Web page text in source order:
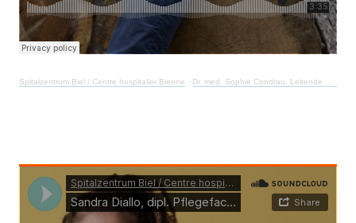
Spitalzentrum Biel / Centre hospitalier Bienne · Dr. med. Sophie Condrau, Leitende Ärztin Geriatrie